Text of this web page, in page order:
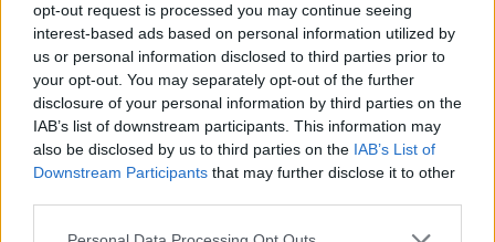
opt-out request is processed you may continue seeing
interest-based ads based on personal information utilized by
us or personal information disclosed to third parties prior to
your opt-out. You may separately opt-out of the further
disclosure of your personal information by third parties on the
IAB’s list of downstream participants. This information may
also be disclosed by us to third parties on the IAB’s List of
Downstream Participants that may further disclose it to other
Please note that this website/app uses one or more Google
Ako dať tehlám druhú šancu: Kvôli narušenej
statike museli dom rozobrať a z pôvodného
muriva postavili nový